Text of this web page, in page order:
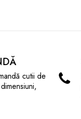
cutii de